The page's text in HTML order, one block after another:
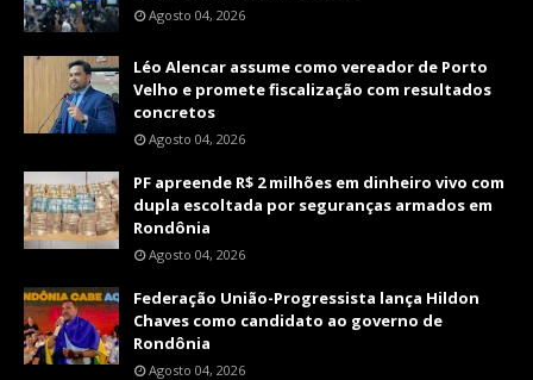
Agosto 04, 2026
Léo Alencar assume como vereador de Porto
Velho e promete fiscalização com resultados
concretos
Agosto 04, 2026
PF apreende R$ 2 milhões em dinheiro vivo com
dupla escoltada por seguranças armados em
Rondônia
Agosto 04, 2026
Federação União-Progressista lança Hildon
Chaves como candidato ao governo de
Rondônia
Agosto 04, 2026